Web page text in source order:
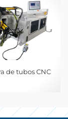
de tubos CNC